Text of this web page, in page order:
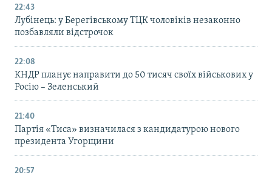
22:43
Лубінець: у Берегівському ТЦК чоловіків незаконно
позбавляли відстрочок
22:08
КНДР планує направити до 50 тисяч своїх військових у
Росію – Зеленський
21:40
Партія «Тиса» визначилася з кандидатурою нового
президента Угорщини
20:57